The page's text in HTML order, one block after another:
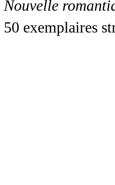
Nouvelle
50 exemplaires